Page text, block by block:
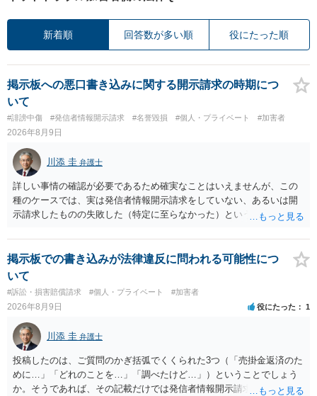
新着順 回答数が多い順 役にたった順
掲示板への悪口書き込みに関する開示請求の時期につ
いて
#誹謗中傷 #発信者情報開示請求 #名誉毀損 #個人・プライベート #加害者
2026年8月9日
川添 圭 弁護士
詳しい事情の確認が必要であるため確実なことはいえませんが、この
種のケースでは、実は発信者情報開示請求をしていない、あるいは開
示請求したものの失敗した（特定に至らなかった）という事案が比較
な投稿をする場合にはなおさら）。
掲示板での書き込みが法律違反に問われる可能性につ
いて
#訴訟・損害賠償請求 #個人・プライベート #加害者
2026年8月9日 役にたった 1
川添 圭 弁護士
投稿したのは、ご質問のかぎ括弧でくくられた3つ（「売掛金返済のた
めに…」「どれのことを…」「調べたけど…」）ということでしょう
か。そうであれば、その記載だけでは発信者情報開示請求が認められ